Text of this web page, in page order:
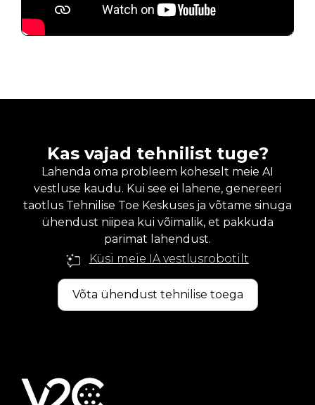
Kas vajad tehnilist tuge?
Lahenda oma probleem koheselt meie AI
vestluse kaudu. Kui see ei lahene, genereeri
taotlus Tehnilise Toe Keskuses ja võtame sinuga
ühendust niipea kui võimalik, et pakkuda
parimat lahendust.
Küsi meie IA vestlusrobotilt
Võta ühendust tehnilise toega